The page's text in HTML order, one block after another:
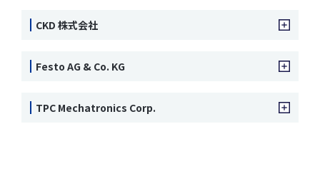
CKD 株式会社
Festo AG & Co. KG
TPC Mechatronics Corp.